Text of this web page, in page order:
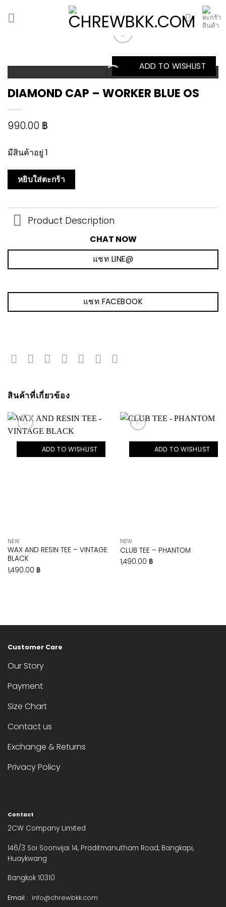
ADD TO WISHLIST
DIAMOND CAP – WORKER BLUE OS
990.00 ฿
มีสินค้าอยู่ 1
หยิบใส่ตะกร้า
Product Description
CHAT NOW
แชท LINE@
แชท FACEBOOK
สินค้าที่เกี่ยวข้อง
ADD TO WISHLIST
NEW
WAX AND RESIN TEE – VINTAGE
BLACK
1,490.00 ฿
ADD TO WISHLIST
NEW
CLUB TEE – PHANTOM
1,490.00 ฿
Customer Care
Our Story
Payment
Size Chart
Contact us
Exchange & Returns
Privacy Policy
Contact
2CW Company Limited
146/3 Soi Soonvijai 14, Praditmanutham Road, Bangkapi,
Huaykwang
Bangkok 10310
Email : info@chrewbkk.com